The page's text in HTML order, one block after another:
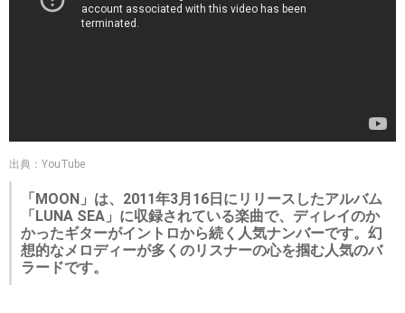
出典：YouTube
「MOON」は、2011年3月16日にリリースしたアルバム
「LUNA SEA」に収録されている楽曲で、ディレイのか
かったギターがイントロから続く人気ナンバーです。幻
想的なメロディーが多くのリスナーの心を掴む人気のバ
ラードです。